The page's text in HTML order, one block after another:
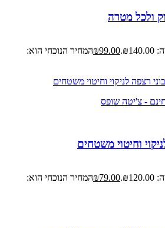
₪99.00
המחיר הנוכחי הוא:
- צ'יטה שופס
₪79.00
המחיר הנוכחי הוא: